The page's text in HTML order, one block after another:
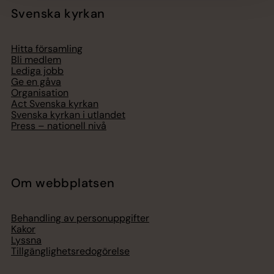
Svenska kyrkan
Hitta församling
Bli medlem
Lediga jobb
Ge en gåva
Organisation
Act Svenska kyrkan
Svenska kyrkan i utlandet
Press – nationell nivå
Om webbplatsen
Behandling av personuppgifter
Kakor
Lyssna
Tillgänglighetsredogörelse